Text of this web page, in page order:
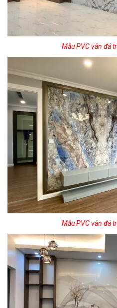
Mẫu PVC vân đá
Mẫu PVC vân đá